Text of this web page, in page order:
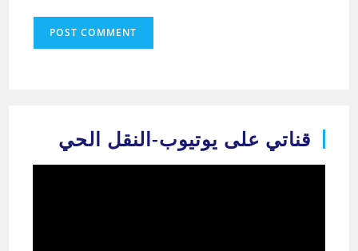
قناتي على يوتيوب-النقل الحي